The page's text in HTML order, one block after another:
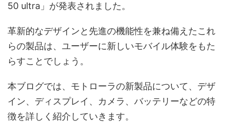
50 ultra」が発表されました。
革新的なデザインと先進の機能性を兼ね備えたこれ
らの製品は、ユーザーに新しいモバイル体験をもた
らすことでしょう。
本ブログでは、モトローラの新製品について、デザ
イン、ディスプレイ、カメラ、バッテリーなどの特
徴を詳しく紹介していきます。